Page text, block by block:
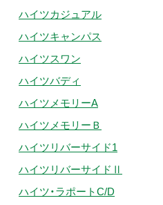
ハイツカジュアル
ハイツキャンパス
ハイツスワン
ハイツバディ
ハイツメモリーA
ハイツメモリーＢ
ハイツリバーサイド1
ハイツリバーサイドⅡ
ハイツ・ラポートC/D